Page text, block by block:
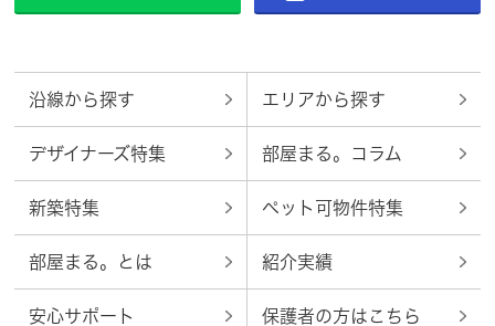
沿線から探す エリアから探す
デザイナーズ特集 部屋まる。コラム
新築特集 ペット可物件特集
部屋まる。とは 紹介実績
安心サポート 保護者の方はこちら